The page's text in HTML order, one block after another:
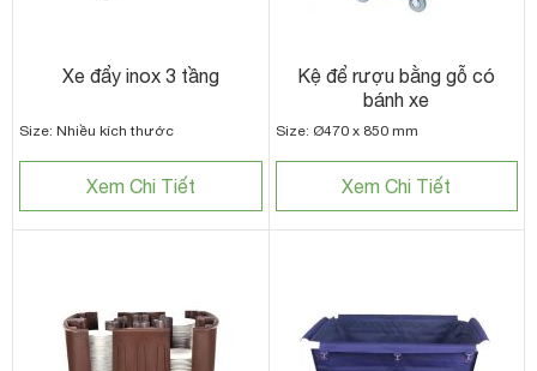
Xe đẩy inox 3 tầng
Size: Nhiều kích thước
Xem Chi Tiết
Kệ để rượu bằng gỗ có
bánh xe
Size: Ø470 x 850 mm
Xem Chi Tiết